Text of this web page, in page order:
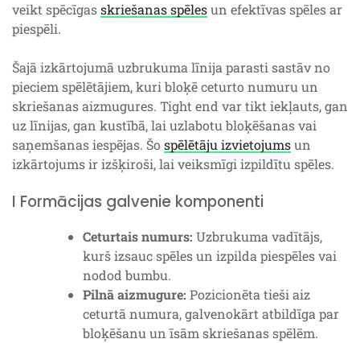
veikt spēcīgasskriešanas spēlesun efektīvas spēles ar
piespēli.
Šajā izkārtojumā uzbrukuma līnija parasti sastāv no
pieciem spēlētājiem, kuri bloķē ceturto numuru un
skriešanas aizmugures. Tight end var tikt iekļauts, gan
uz līnijas, gan kustībā, lai uzlabotu bloķēšanas vai
saņemšanas iespējas. Šo spēlētāju izvietojumsun
izkārtojums ir izšķiroši, lai veiksmīgi izpildītu spēles.
I Formācijas galvenie komponenti
Ceturtais numurs: Uzbrukuma vadītājs,
kurš izsauc spēles un izpilda piespēles vai
nodod bumbu.
Pilnā aizmugure: Pozicionēta tieši aiz
ceturtā numura, galvenokārt atbildīga par
bloķēšanu un īsām skriešanas spēlēm.